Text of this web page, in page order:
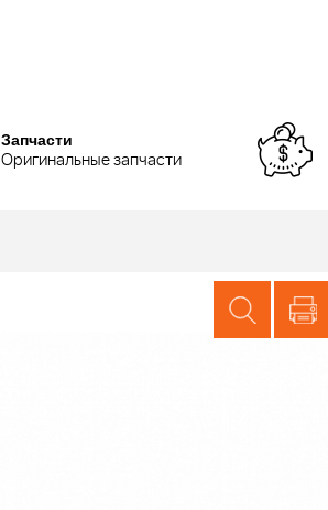
Запчасти
Оригинальные запчасти